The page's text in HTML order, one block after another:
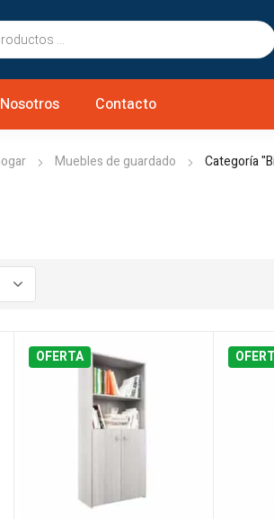
Nosotros Contacto
Muebles de guardado Categoría
OFERTA